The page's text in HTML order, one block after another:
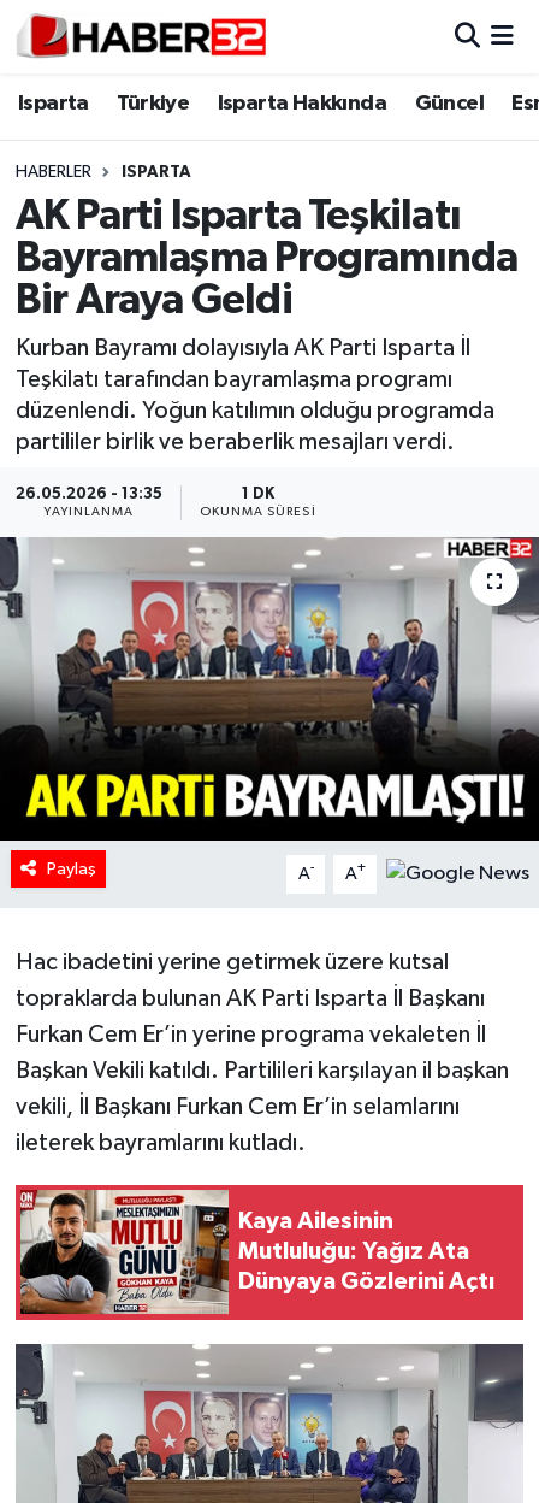
Isparta Türkiye Isparta Hakkında Güncel
HABERLER ISPARTA
AK Parti Isparta Teşkilatı
Bayramlaşma Programında
Bir Araya Geldi
Kurban Bayramı dolayısıyla AK Parti Isparta İl
Teşkilatı tarafından bayramlaşma programı
düzenlendi. Yoğun katılımın olduğu programda
partililer birlik ve beraberlik mesajları verdi.
26.05.2026 - 13:35
YAYINLANMA
1 DK
OKUNMA SÜRESI
Paylaş A- A+
Hac ibadetini yerine getirmek üzere kutsal
topraklarda bulunan AK Parti Isparta İl Başkanı
Furkan Cem Er’in yerine programa vekaleten İl
Başkan Vekili katıldı. Partilileri karşılayan il başkan
vekili, İl Başkanı Furkan Cem Er’in selamlarını
ileterek bayramlarını kutladı.
Kaya Ailesinin
Mutluluğu: Yağız Ata
Dünyaya Gözlerini Açtı
Isparta
Esnaf Diyor ki;
ASAYİŞ
BİLİM VE TEKNOLOJİ
EĞİTİM
Güncel
HABERDE İNSAN
İlginç
KÜLTÜR SANAT
POLİTİKA
RESMİ İLANLAR
SAĞLIK
Spor
Tarihi Yapılarımız
Teknoloji
Türkiye
Yerel
İletişim
Künye
Isparta Nöbetçi Eczaneler
Isparta Trafik Yoğunluk Haritası
Süper Lig Puan Durumu ve Fikstür
Tüm Manşetler
Son Dakika Haberleri